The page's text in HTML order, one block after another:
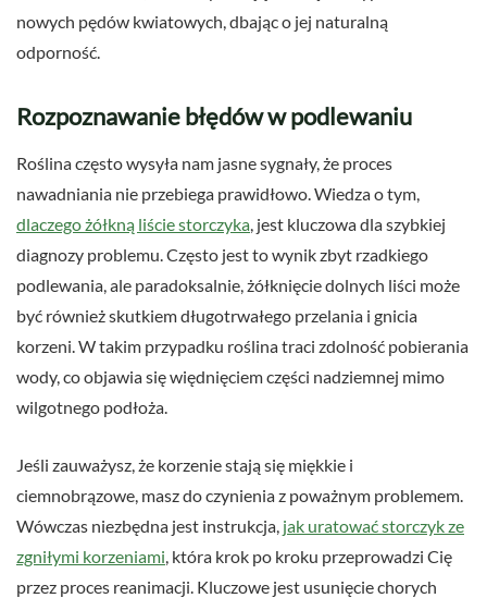
nowych pędów kwiatowych, dbając o jej naturalną
odporność.
Rozpoznawanie błędów w podlewaniu
Roślina często wysyła nam jasne sygnały, że proces
nawadniania nie przebiega prawidłowo. Wiedza o tym,
dlaczego żółkną liście storczyka , jest kluczowa dla szybkiej
diagnozy problemu. Często jest to wynik zbyt rzadkiego
podlewania, ale paradoksalnie, żółknięcie dolnych liści może
być również skutkiem długotrwałego przelania i gnicia
korzeni. W takim przypadku roślina traci zdolność pobierania
wody, co objawia się więdnięciem części nadziemnej mimo
wilgotnego podłoża.
Jeśli zauważysz, że korzenie stają się miękkie i
ciemnobrązowe, masz do czynienia z poważnym problemem.
Wówczas niezbędna jest instrukcja, jak uratować storczyk ze
zgniłymi korzeniami , która krok po kroku przeprowadzi Cię
przez proces reanimacji. Kluczowe jest usunięcie chorych